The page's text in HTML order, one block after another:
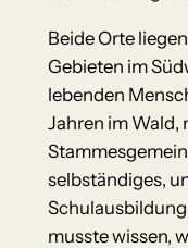
Beide Orte
Gebieten im
lebenden
Jahren im Wald,
selbständiges,
musste wissen,